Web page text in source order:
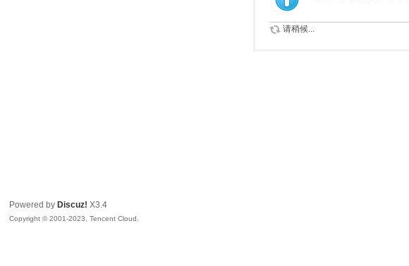
请稍候...
Powered by Discuz! X3.4
Copyright © 2001-2023, Tencent Cloud.